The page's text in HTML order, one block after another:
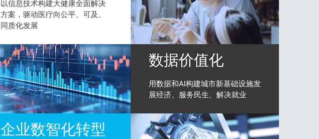
以信息技术构建大健康全面解决
方案，驱动医疗向公平、可及、
同质化发展
数据价值化
用数据和AI构建城市新基础设施发
展经济、服务民生、解决就业
企业数智化转型